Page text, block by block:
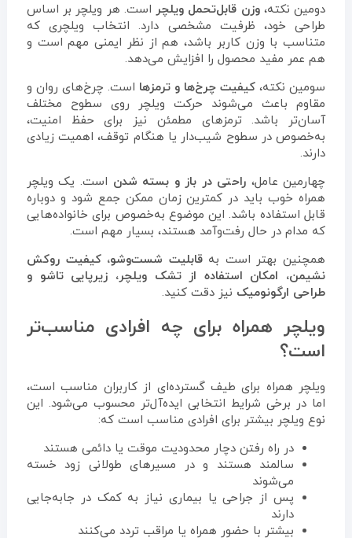
دومین نکته،وزن قابل‌تحمل ویلچر است. هر ویلچر بر اساس
طراحی خود، ظرفیت مشخصی دارد. انتخاب ویلچری که
متناسب با وزن کاربر باشد، هم از نظر ایمنی مهم است و
هم عمر مفید محصول را افزایش می‌دهد.
سومین نکته، کیفیت چرخ‌ها و ترمزها است. چرخ‌های روان و
مقاوم باعث می‌شوند حرکت ویلچر روی سطوح مختلف
آسان‌تر باشد. ترمزهای مطمئن نیز برای حفظ امنیت،
به‌خصوص در سطوح شیب‌دار یا هنگام توقف، اهمیت زیادی
دارند.
چهارمین عامل، راحتی در باز و بسته شدن است. یک ویلچر
همراه خوب باید در کمترین زمان ممکن جمع شود و دوباره
قابل استفاده باشد. این موضوع به‌خصوص برای خانواده‌هایی
که مدام در حال رفت‌وآمد هستند، بسیار مهم است.
همچنین بهتر است بهقابلیت شست‌وشو، کیفیت روکش
نشیمن، امکان استفاده از تشک ویلچر، زیرپایی تاشو و
طراحی ارگونومیک نیز دقت کنید.
ویلچر همراه برای چه افرادی مناسب‌تر
است؟
ویلچر همراه برای طیف گسترده‌ای از کاربران مناسب است،
اما در برخی شرایط انتخابی ایده‌آل‌تر محسوب می‌شود. این
نوع ویلچر بیشتر برای افرادی مناسب است که:
در راه رفتن دچار محدودیت موقت یا دائمی هستند
سالمند هستند و در مسیرهای طولانی زود خسته
می‌شوند
پس از جراحی یا بیماری نیاز به کمک در جابه‌جایی
دارند
بیشتر با حضور همراه یا مراقب تردد می‌کنند